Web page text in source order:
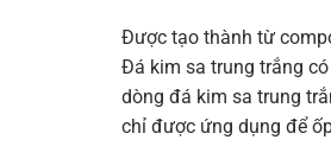
Được tạo thành từ
Đá kim sa trung trắng
dòng đá kim sa trung
chỉ được ứng dụng để